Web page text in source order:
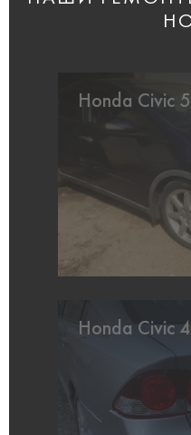
Honda Civic
Honda Civic